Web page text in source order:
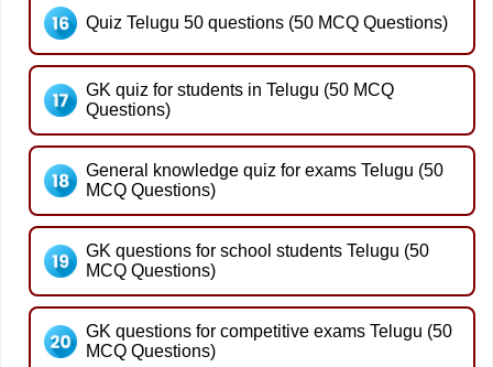
Quiz Telugu 50 questions (50 MCQ Questions)
GK quiz for students in Telugu (50 MCQ
Questions)
General knowledge quiz for exams Telugu (50
MCQ Questions)
GK questions for school students Telugu (50
MCQ Questions)
GK questions for competitive exams Telugu (50
MCQ Questions)